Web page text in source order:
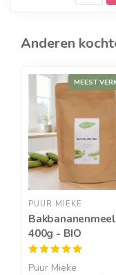
Anderen
MEEST
PUUR MIEKE
400g - BIO
Puur Mieke